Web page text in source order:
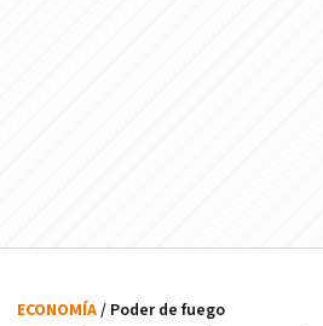
ECONOMÍA/ Poder de fuego